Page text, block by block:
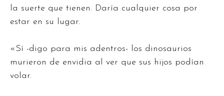
la suerte que tienen. Daría cualquier cosa por
estar en su lugar.
«Sí -digo para mis adentros- los dinosaurios
murieron de envidia al ver que sus hijos podían
volar.